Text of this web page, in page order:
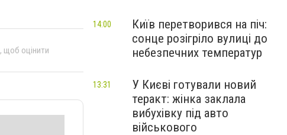
, щоб оцінити
Київ перетворився на піч:
сонце розігріло вулиці до
небезпечних температур
14:00
У Києві готували новий
теракт: жінка заклала
вибухівку під авто
військового
13:31